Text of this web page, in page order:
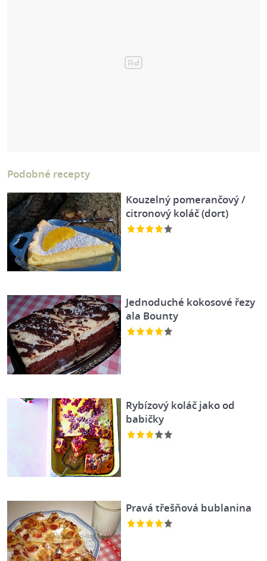
Podobné recepty
Kouzelný pomerančový /
citronový koláč (dort)
Jednoduché kokosové řezy
ala Bounty
Rybízový koláč jako od
babičky
Pravá třešňová bublanina